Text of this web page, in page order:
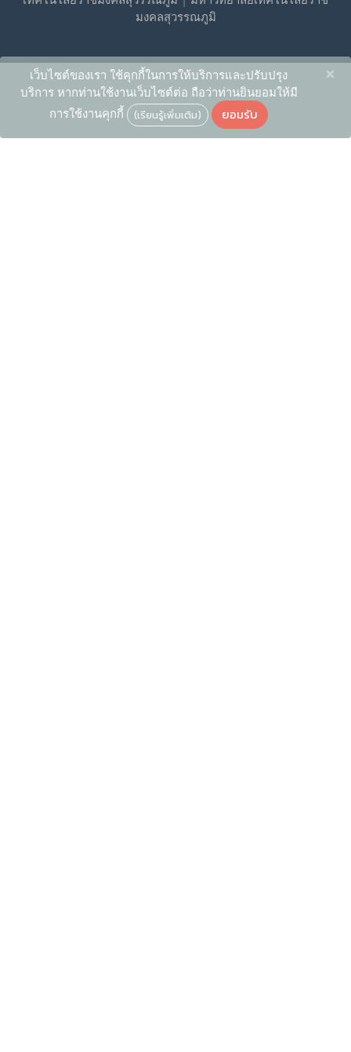
มงคลสุวรรณภูมิ
เว็บไซต์ของเรา ใช้คุกกี้ในการให้บริการและปรับปรุง
บริการ หากท่านใช้งานเว็บไซต์ต่อ ถือว่าท่านยินยอมให้มี
การใช้งานคุกกี้ (เรียนรู้เพิ่มเติม) ยอมรับ
×